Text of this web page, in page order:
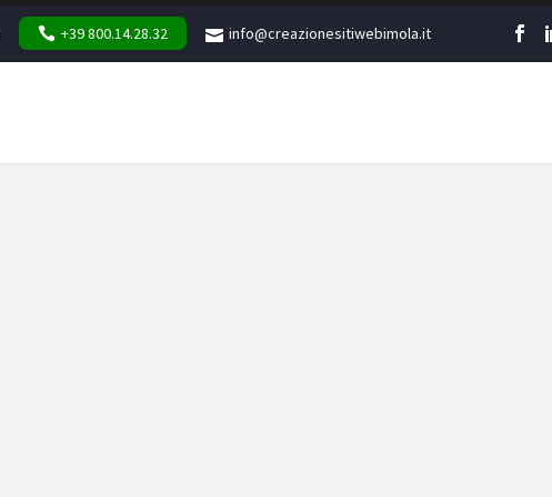
+39 800.14.28.32 info@creazionesitiwebimola.it